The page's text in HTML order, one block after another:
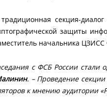
секция-
защиты
начальника
с ФСБ России стали
. – Проведение
к мнению аудитории